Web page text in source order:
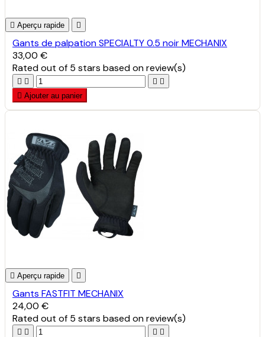
 Aperçu rapide 
Gants de palpation SPECIALTY 0.5 noir MECHANIX
33,00 €
Ratedout of 5 stars based onreview(s)
   
 Ajouter au panier
 Aperçu rapide 
Gants FASTFIT MECHANIX
24,00 €
Ratedout of 5 stars based onreview(s)
   